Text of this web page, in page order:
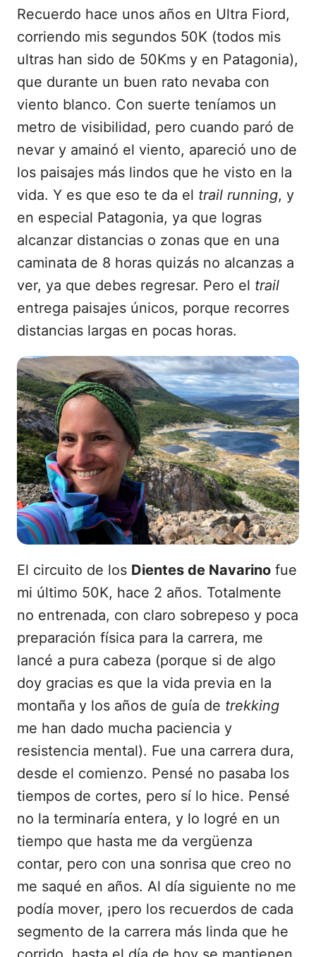
Recuerdo hace unos años en Ultra Fiord,
corriendo mis segundos 50K (todos mis
ultras han sido de 50Kms y en Patagonia),
que durante un buen rato nevaba con
viento blanco. Con suerte teníamos un
metro de visibilidad, pero cuando paró de
nevar y amainó el viento, apareció uno de
los paisajes más lindos que he visto en la
vida. Y es que eso te da el trail running, y
en especial Patagonia, ya que logras
alcanzar distancias o zonas que en una
caminata de 8 horas quizás no alcanzas a
ver, ya que debes regresar. Pero el trail
entrega paisajes únicos, porque recorres
distancias largas en pocas horas.
El circuito de los Dientes de Navarino fue
mi último 50K, hace 2 años. Totalmente
no entrenada, con claro sobrepeso y poca
preparación física para la carrera, me
lancé a pura cabeza (porque si de algo
doy gracias es que la vida previa en la
montaña y los años de guía de trekking
me han dado mucha paciencia y
resistencia mental). Fue una carrera dura,
desde el comienzo. Pensé no pasaba los
tiempos de cortes, pero sí lo hice. Pensé
no la terminaría entera, y lo logré en un
tiempo que hasta me da vergüenza
contar, pero con una sonrisa que creo no
me saqué en años. Al día siguiente no me
podía mover, ¡pero los recuerdos de cada
segmento de la carrera más linda que he